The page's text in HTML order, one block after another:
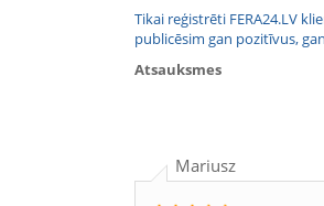
Tikai reģistrēti FERA24.LV
publicēsim gan pozitīvus,
Atsauksmes
Mariusz